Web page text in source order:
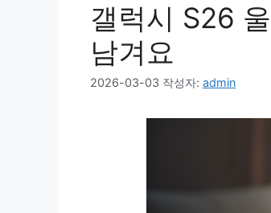
갤럭시 S26
남겨요
2026-03-03 작성자: admin